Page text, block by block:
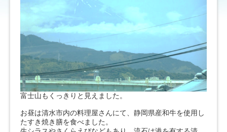
富士山もくっきりと見えました。
お昼は清水市内の料理屋さんにて、静岡県産和牛を使用し
たすき焼き膳を食べました。